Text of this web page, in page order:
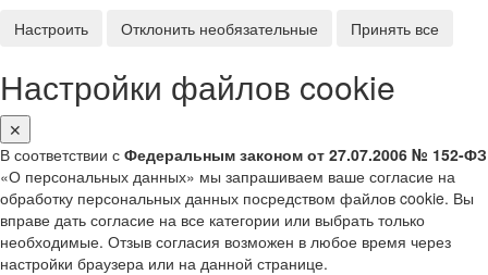
Настроить
Отклонить необязательные Принять все
Настройки файлов cookie
✕
В соответствии с Федеральным законом от 27.07.2006 № 152-ФЗ
«О персональных данных» мы запрашиваем ваше согласие на
обработку персональных данных посредством файлов cookie. Вы
вправе дать согласие на все категории или выбрать только
необходимые. Отзыв согласия возможен в любое время через
настройки браузера или на данной странице.